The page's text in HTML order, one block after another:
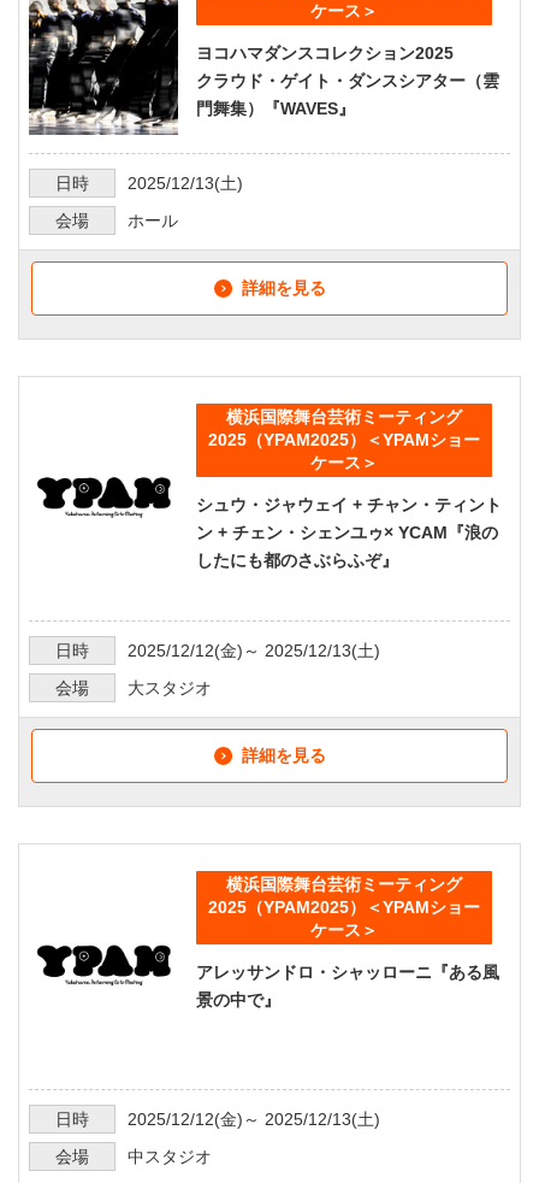
ケース＞
ヨコハマダンスコレクション2025
クラウド・ゲイト・ダンスシアター（雲
門舞集）『WAVES』
日時 2025/12/13(土)
会場
ホール
詳細を見る
横浜国際舞台芸術ミーティング
2025（YPAM2025）＜YPAMショー
ケース＞
シュウ・ジャウェイ + チャン・ティント
ン + チェン・シェンユゥ× YCAM『浪の
したにも都のさぶらふぞ』
日時 2025/12/12(金)～ 2025/12/13(土)
会場
大スタジオ
詳細を見る
横浜国際舞台芸術ミーティング
2025（YPAM2025）＜YPAMショー
ケース＞
アレッサンドロ・シャッローニ『ある風
景の中で』
日時 2025/12/12(金)～ 2025/12/13(土)
会場
中スタジオ